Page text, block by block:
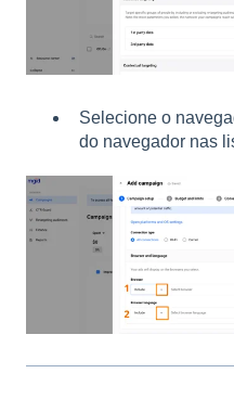
Selecione o
do navegador nas